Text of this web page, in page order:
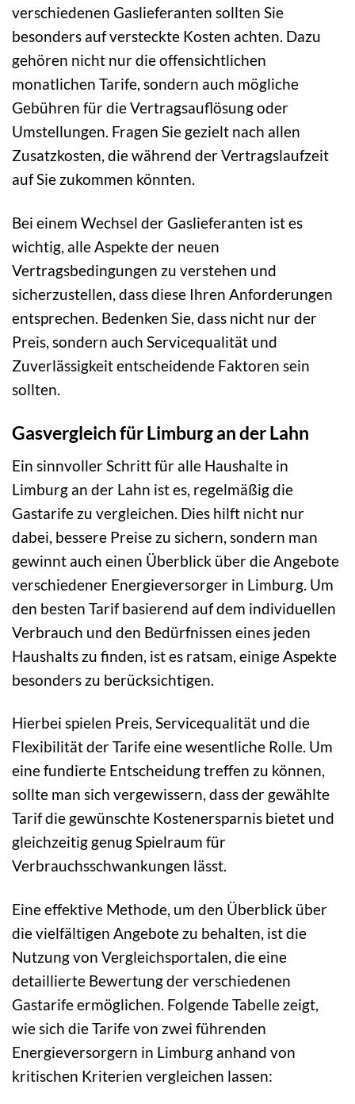
verschiedenen Gaslieferanten sollten Sie
besonders auf versteckte Kosten achten. Dazu
gehören nicht nur die offensichtlichen
monatlichen Tarife, sondern auch mögliche
Gebühren für die Vertragsauflösung oder
Umstellungen. Fragen Sie gezielt nach allen
Zusatzkosten, die während der Vertragslaufzeit
auf Sie zukommen könnten.
Bei einem Wechsel der Gaslieferanten ist es
wichtig, alle Aspekte der neuen
Vertragsbedingungen zu verstehen und
sicherzustellen, dass diese Ihren Anforderungen
entsprechen. Bedenken Sie, dass nicht nur der
Preis, sondern auch Servicequalität und
Zuverlässigkeit entscheidende Faktoren sein
sollten.
Gasvergleich für Limburg an der Lahn
Ein sinnvoller Schritt für alle Haushalte in
Limburg an der Lahn ist es, regelmäßig die
Gastarife zu vergleichen. Dies hilft nicht nur
dabei, bessere Preise zu sichern, sondern man
gewinnt auch einen Überblick über die Angebote
verschiedener Energieversorger in Limburg. Um
den besten Tarif basierend auf dem individuellen
Verbrauch und den Bedürfnissen eines jeden
Haushalts zu finden, ist es ratsam, einige Aspekte
besonders zu berücksichtigen.
Hierbei spielen Preis, Servicequalität und die
Flexibilität der Tarife eine wesentliche Rolle. Um
eine fundierte Entscheidung treffen zu können,
sollte man sich vergewissern, dass der gewählte
Tarif die gewünschte Kostenersparnis bietet und
gleichzeitig genug Spielraum für
Verbrauchsschwankungen lässt.
Eine effektive Methode, um den Überblick über
die vielfältigen Angebote zu behalten, ist die
Nutzung von Vergleichsportalen, die eine
detaillierte Bewertung der verschiedenen
Gastarife ermöglichen. Folgende Tabelle zeigt,
wie sich die Tarife von zwei führenden
Energieversorgern in Limburg anhand von
kritischen Kriterien vergleichen lassen: